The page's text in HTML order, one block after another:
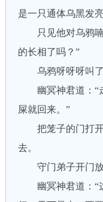
是一只通体乌黑发
只见他对乌鸦喃
的长相了吗？”
乌鸦呀呀呀叫了
幽冥神君道：“
屎就回来。”
把笼子的门打开
去。
守门弟子开门放
幽冥神君道：“